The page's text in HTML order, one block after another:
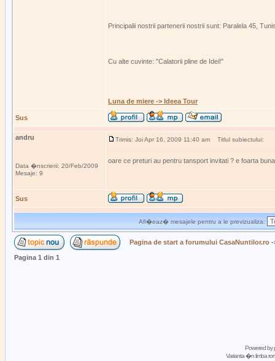
Principalii nostrii partenerii nostrii sunt: Paralela 45,
Cu alte cuvinte: "Calatorii pline de Idei!"
Luna de miere -> Ideea Tour
Sus
andru
Data �nscrierii: 20/Feb/2009
Mesaje: 9
Trimis: Joi Apr 16, 2009 11:40 am Titlul subiectului:
oare ce preturi au pentru tansport invitati ? e foarta
Sus
Afi�eaz� mesajele pentru a le previzualiza:
Pagina de start a forumului CasaNuntilor.ro
Pagina 1 din 1
Powered by
Varianta �n limba